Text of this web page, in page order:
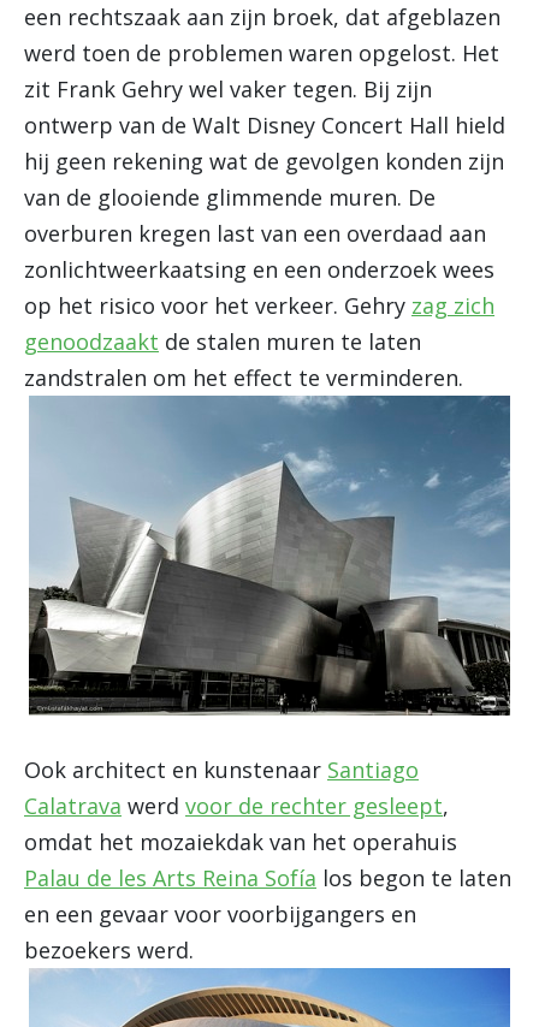
een rechtszaak aan zijn broek, dat afgeblazen
werd toen de problemen waren opgelost. Het
zit Frank Gehry wel vaker tegen. Bij zijn
ontwerp van de Walt Disney Concert Hall hield
hij geen rekening wat de gevolgen konden zijn
van de glooiende glimmende muren. De
overburen kregen last van een overdaad aan
zonlichtweerkaatsing en een onderzoek wees
op het risico voor het verkeer. Gehry zag zich
genoodzaakt de stalen muren te laten
zandstralen om het effect te verminderen.
Ook architect en kunstenaar Santiago
Calatrava werd voor de rechter gesleept,
omdat het mozaiekdak van het operahuis
Palau de les Arts Reina Sofía los begon te laten
en een gevaar voor voorbijgangers en
bezoekers werd.